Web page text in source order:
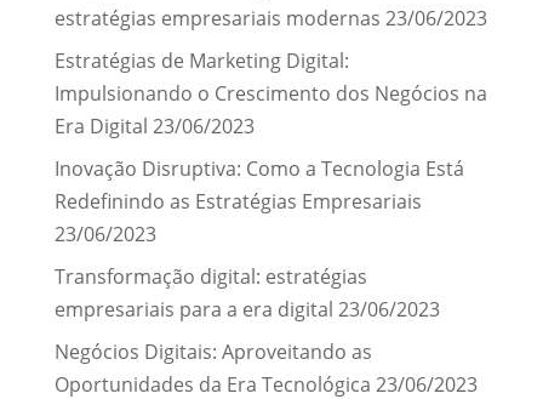
estratégias empresariais modernas 23/06/2023
Estratégias de Marketing Digital:
Impulsionando o Crescimento dos Negócios na
Era Digital 23/06/2023
Inovação Disruptiva: Como a Tecnologia Está
Redefinindo as Estratégias Empresariais
23/06/2023
Transformação digital: estratégias
empresariais para a era digital 23/06/2023
Negócios Digitais: Aproveitando as
Oportunidades da Era Tecnológica 23/06/2023